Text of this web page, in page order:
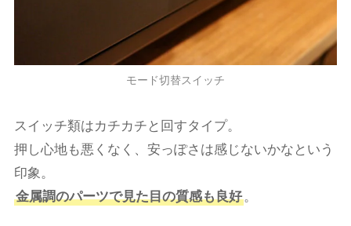
モード切替スイッチ
スイッチ類はカチカチと回すタイプ。
押し心地も悪くなく、安っぽさは感じないかなという
印象。
金属調のパーツで見た目の質感も良好。